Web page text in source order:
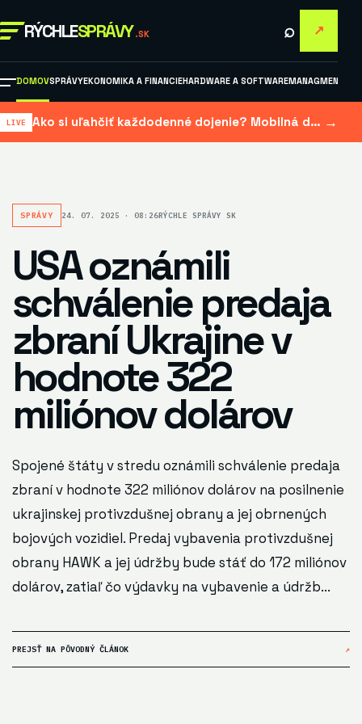
RÝCHLESPRÁVY .SK ⌕ ↗
DOMOVSPRÁVYEKONOMIKA A FINANCIEHARDWARE A SOFTWAREMANAGMENT A
Ako si uľahčiť každodenné dojenie? Mobilná dojačka šetrí čas aj námahu →
SPRÁVY 24. 07. 2025 · 08:26RÝCHLE SPRÁVY SK
USA oznámili
schválenie predaja
zbraní Ukrajine v
hodnote 322
miliónov dolárov
Spojené štáty v stredu oznámili schválenie predaja
zbraní v hodnote 322 miliónov dolárov na posilnenie
ukrajinskej protivzdušnej obrany a jej obrnených
bojových vozidiel. Predaj vybavenia protivzdušnej
obrany HAWK a jej údržby bude stáť do 172 miliónov
dolárov, zatiaľ čo výdavky na vybavenie a údržb...
PREJSŤ NA PÔVODNÝ ČLÁNOK ↗